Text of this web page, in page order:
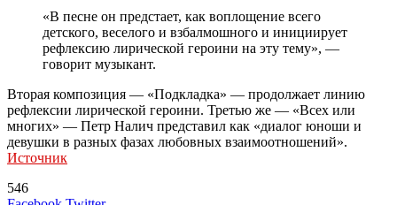
«В песне он предстает, как воплощение всего
детского, веселого и взбалмошного и инициирует
рефлексию лирической героини на эту тему», —
говорит музыкант.
Вторая композиция — «Подкладка» — продолжает линию
рефлексии лирической героини. Третью же — «Всех или
многих» — Петр Налич представил как «диалог юноши и
девушки в разных фазах любовных взаимоотношений».
Источник
546